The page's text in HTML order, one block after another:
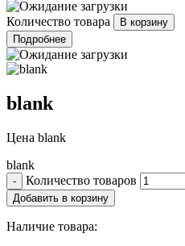
Количество товара
Подробнее
blank
Цена blank
blank
Количество товаров
Наличие товара: